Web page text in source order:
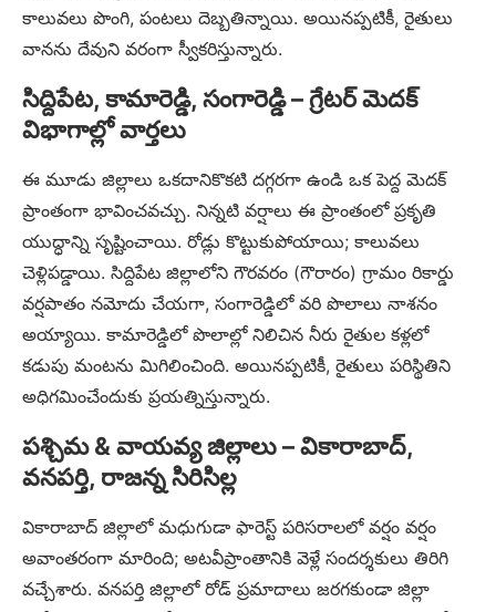
కాలువలు పొంగి, పంటలు దెబ్బతిన్నాయి. అయినప్పటికీ, రైతులు
వానను దేవుని వరంగా స్వీకరిస్తున్నారు.
సిద్దిపేట, కామారెడ్డి, సంగారెడ్డి – గ్రేటర్ మెదక్
విభాగాల్లో వార్తలు
ఈ మూడు జిల్లాలు ఒకదానికొకటి దగ్గరగా ఉండి ఒక పెద్ద మెదక్
ప్రాంతంగా భావించవచ్చు. నిన్నటి వర్షాలు ఈ ప్రాంతంలో ప్రకృతి
యుద్ధాన్ని సృష్టించాయి. రోడ్లు కొట్టుకుపోయాయి; కాలువలు
చెళ్లిపడ్డాయి. సిద్దిపేట జిల్లాలోని గౌరవరం (గౌరారం) గ్రామం రికార్డు
వర్షపాతం నమోదు చేయగా, సంగారెడ్డిలో వరి పొలాలు నాశనం
అయ్యాయి. కామారెడ్డిలో పొలాల్లో నిలిచిన నీరు రైతుల కళ్లలో
కడుపు మంటను మిగిలించింది. అయినప్పటికీ, రైతులు పరిస్థితిని
అధిగమించేందుకు ప్రయత్నిస్తున్నారు.
పశ్చిమ & వాయవ్య జిల్లాలు – వికారాబాద్,
వనపర్తి, రాజన్న సిరిసిల్ల
వికారాబాద్ జిల్లాలో మధుగుడా ఫారెస్ట్ పరిసరాలలో వర్షం వర్షం
అవాంతరంగా మారింది; అటవీప్రాంతానికి వెళ్లే సందర్శకులు తిరిగి
వచ్చేశారు. వనపర్తి జిల్లాలో రోడ్ ప్రమాదాలు జరగకుండా జిల్లా